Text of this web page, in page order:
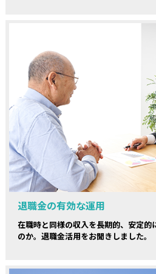
退職金の有効な運用
在職時と同様の収入を長期的、安定的
のか。退職金活用をお聞きしました。